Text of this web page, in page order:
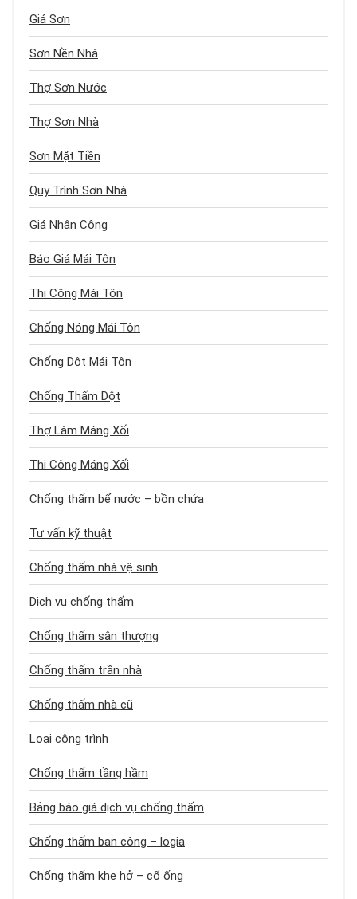
Giá Sơn
Sơn Nền Nhà
Thợ Sơn Nước
Thợ Sơn Nhà
Sơn Mặt Tiền
Quy Trình Sơn Nhà
Giá Nhân Công
Báo Giá Mái Tôn
Thi Công Mái Tôn
Chống Nóng Mái Tôn
Chống Dột Mái Tôn
Chống Thấm Dột
Thợ Làm Máng Xối
Thi Công Máng Xối
Chống thấm bể nước – bồn chứa
Tư vấn kỹ thuật
Chống thấm nhà vệ sinh
Dịch vụ chống thấm
Chống thấm sân thượng
Chống thấm trần nhà
Chống thấm nhà cũ
Loại công trình
Chống thấm tầng hầm
Bảng báo giá dịch vụ chống thấm
Chống thấm ban công – logia
Chống thấm khe hở – cổ ống